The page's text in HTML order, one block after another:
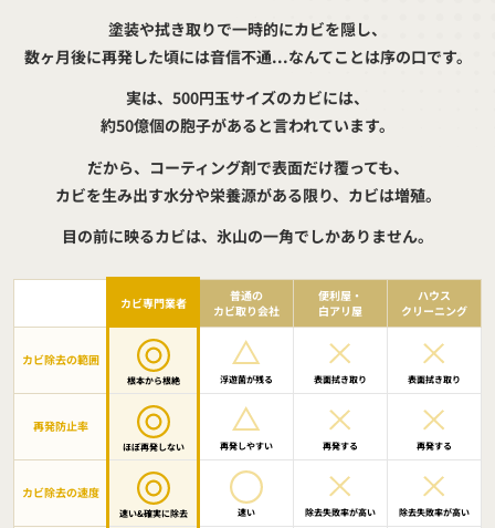
塗装や拭き取りで一時的にカビを隠し、
数ヶ月後に再発した頃には音信不通...なんてことは序の口です。
実は、500円玉サイズのカビには、
約50億個の胞子があると言われています。
だから、コーティング剤で表面だけ覆っても、
カビを生み出す水分や栄養源がある限り、カビは増殖。
目の前に映るカビは、氷山の一角でしかありません。
カビ専門業者
普通の
カビ取り会社
便利屋・
白アリ屋
ハウス
クリーニング
カビ除去の範囲
根本から根絶 浮遊菌が残る 表面拭き取り 表面拭き取り
再発防止率
ほぼ再発しない 再発しやすい 再発する 再発する
カビ除去の速度
速い&確実に除去 速い 除去失敗率が高い 除去失敗率が高い